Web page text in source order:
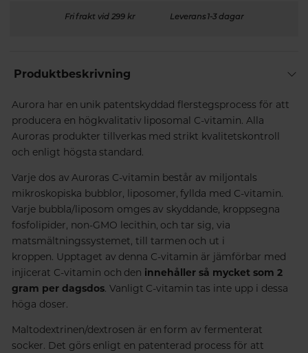
Fri frakt vid 299 kr Leverans 1-3 dagar
Produktbeskrivning
Aurora har en unik patentskyddad flerstegsprocess för att
producera en högkvalitativ liposomal C-vitamin. Alla
Auroras produkter tillverkas med strikt kvalitetskontroll
och enligt högsta standard.
Varje dos av Auroras C-vitamin består av miljontals
mikroskopiska bubblor, liposomer, fyllda med C-vitamin.
Varje bubbla/liposom omges av skyddande, kroppsegna
fosfolipider, non-GMO lecithin, och tar sig, via
matsmältningssystemet, till tarmen och ut i
kroppen. Upptaget av denna C-vitamin är jämförbar med
injicerat C-vitamin och den innehåller så mycket som 2
gram per dagsdos. Vanligt C-vitamin tas inte upp i dessa
höga doser.
Maltodextrinen/dextrosen är en form av fermenterat
socker. Det görs enligt en patenterad process för att